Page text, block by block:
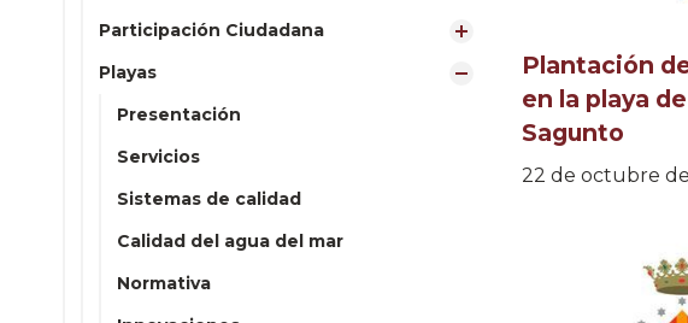
Participación Ciudadana
Playas
Presentación
Servicios
Sistemas de calidad
Calidad del agua del mar
Normativa
Plantación
en la playa
Sagunto
22 de octubre